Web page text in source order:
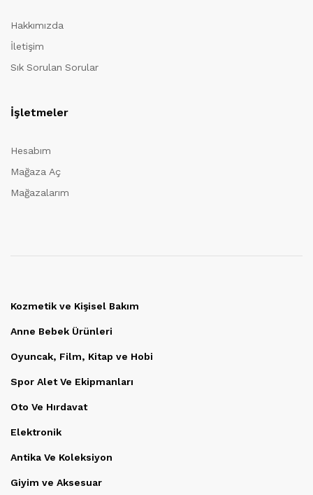
Hakkımızda
İletişim
Sık Sorulan Sorular
İşletmeler
Hesabım
Mağaza Aç
Mağazalarım
Kozmetik ve Kişisel Bakım
Anne Bebek Ürünleri
Oyuncak, Film, Kitap ve Hobi
Spor Alet Ve Ekipmanları
Oto Ve Hırdavat
Elektronik
Antika Ve Koleksiyon
Giyim ve Aksesuar